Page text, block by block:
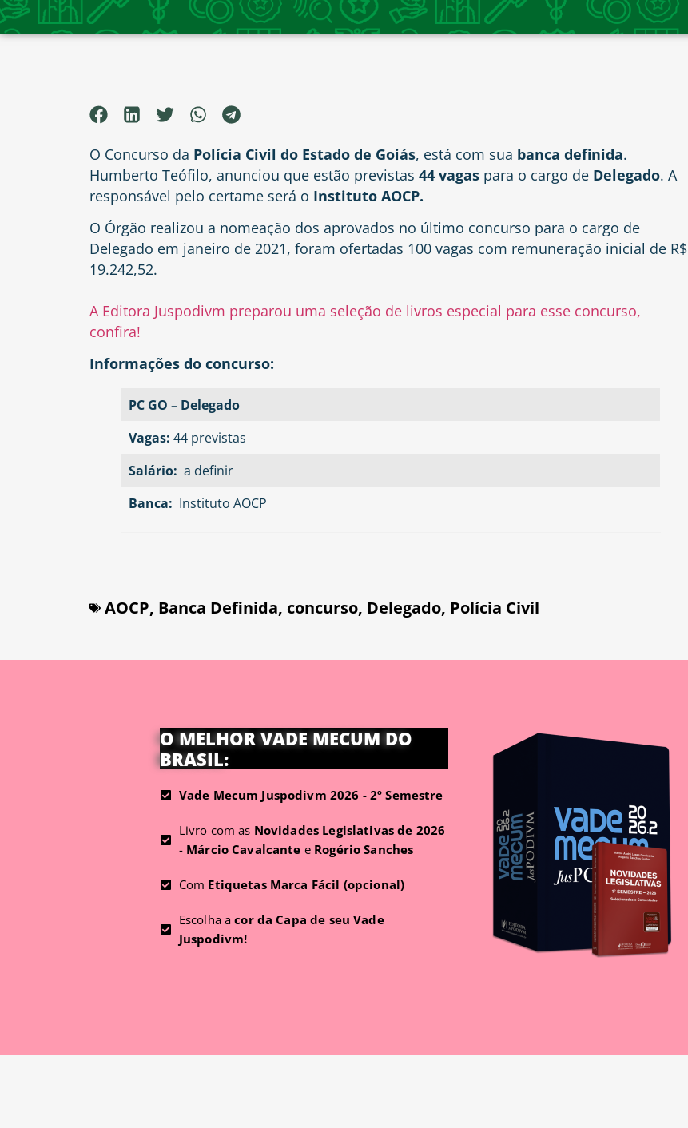
O Concurso da Polícia Civil do Estado de Goiás, está com sua banca definida.
Humberto Teófilo, anunciou que estão previstas 44 vagas para o cargo de Delegado. A
responsável pelo certame será o Instituto AOCP.
O Órgão realizou a nomeação dos aprovados no último concurso para o cargo de
Delegado em janeiro de 2021, foram ofertadas 100 vagas com remuneração inicial de R$
19.242,52.
A Editora Juspodivm preparou uma seleção de livros especial para esse concurso,
confira!
Informações do concurso:
PC GO – Delegado
Vagas:44 previstas
Salário: a definir
Banca: Instituto AOCP
AOCP, Banca Definida, concurso, Delegado, Polícia Civil
O MELHOR VADE MECUM DO
BRASIL:
Vade Mecum Juspodivm 2026 - 2º Semestre
Livro com as Novidades Legislativas de 2026
- Márcio Cavalcante e Rogério Sanches
Com Etiquetas Marca Fácil (opcional)
Escolha acor da Capa de seu Vade
Juspodivm!